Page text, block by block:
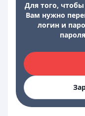
Для того,
Вам нужно
логин и